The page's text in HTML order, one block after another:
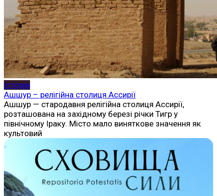
Історія
Ашшур – релігійна столиця Ассирії
Ашшур — стародавня релігійна столиця Ассирії,
розташована на західному березі річки Тигр у
північному Іраку. Місто мало виняткове значення як
культовий